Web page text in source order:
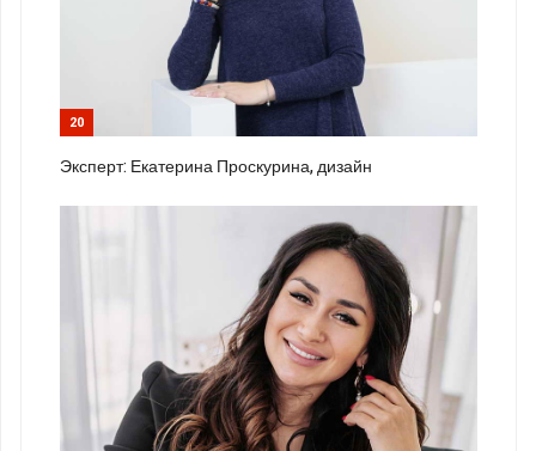
20
Эксперт: Екатерина Проскурина, дизайн